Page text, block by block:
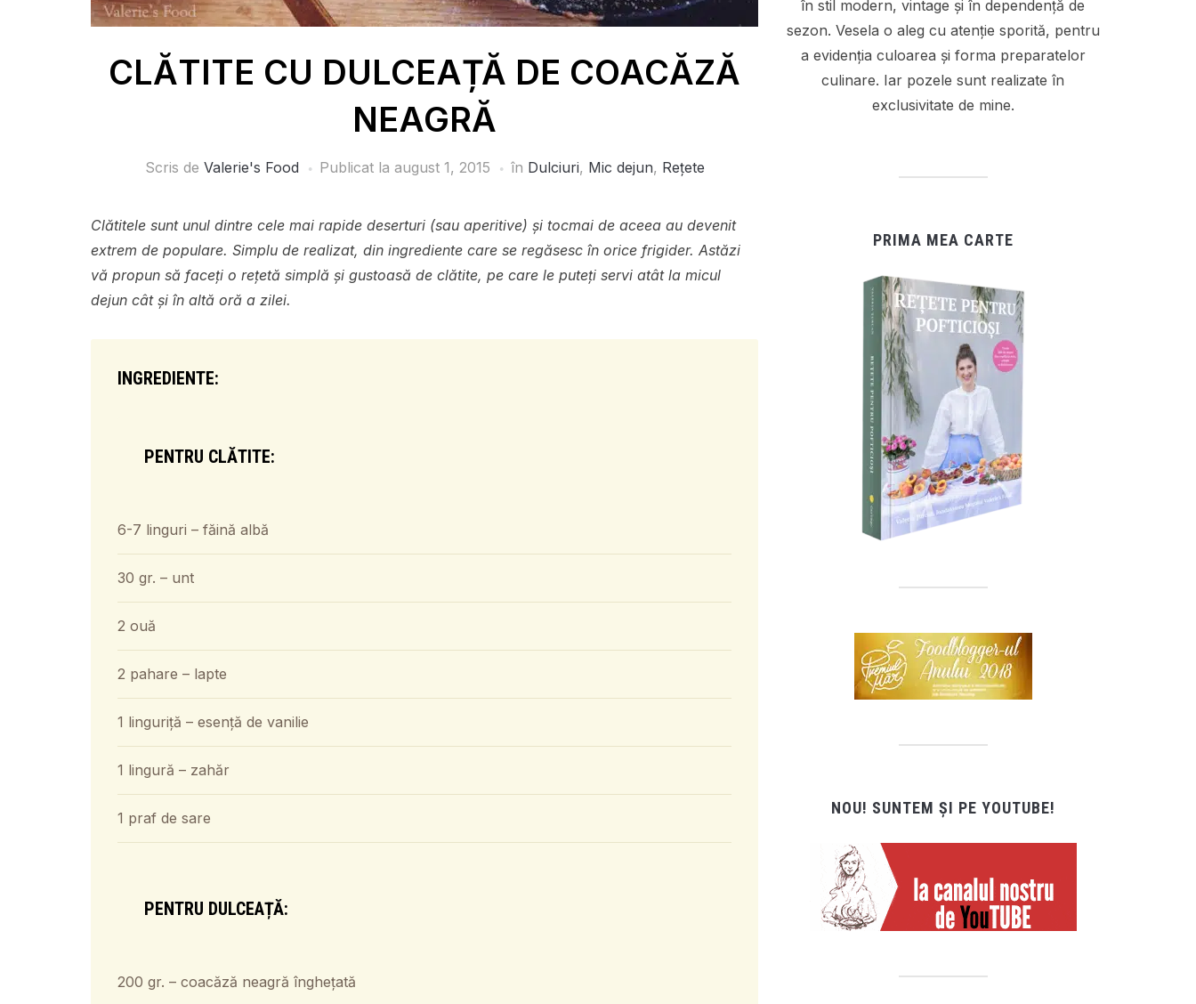
CLĂTITE CU DULCEAȚĂ DE COACĂZĂ
NEAGRĂ
Scris de Valerie's Food Publicat la august 1, 2015 în Dulciuri, Mic dejun, Rețete
Clătitele sunt unul dintre cele mai rapide deserturi (sau aperitive) şi tocmai de aceea au devenit
extrem de populare. Simplu de realizat, din ingrediente care se regăsesc în orice frigider. Astăzi
vă propun să faceți o rețetă simplă și gustoasă de clătite, pe care le puteți servi atât la micul
dejun cât și în altă oră a zilei.
INGREDIENTE:
PENTRU CLĂTITE:
6-7 linguri – făină albă
30 gr. – unt
2 ouă
2 pahare – lapte
1 linguriță – esență de vanilie
1 lingură – zahăr
1 praf de sare
PENTRU DULCEAȚĂ:
200 gr. – coacăză neagră înghețată
în stil modern, vintage și în dependență de
sezon. Vesela o aleg cu atenție sporită, pentru
a evidenția culoarea și forma preparatelor
culinare. Iar pozele sunt realizate în
exclusivitate de mine.
PRIMA MEA CARTE
NOU! SUNTEM ȘI PE YOUTUBE!